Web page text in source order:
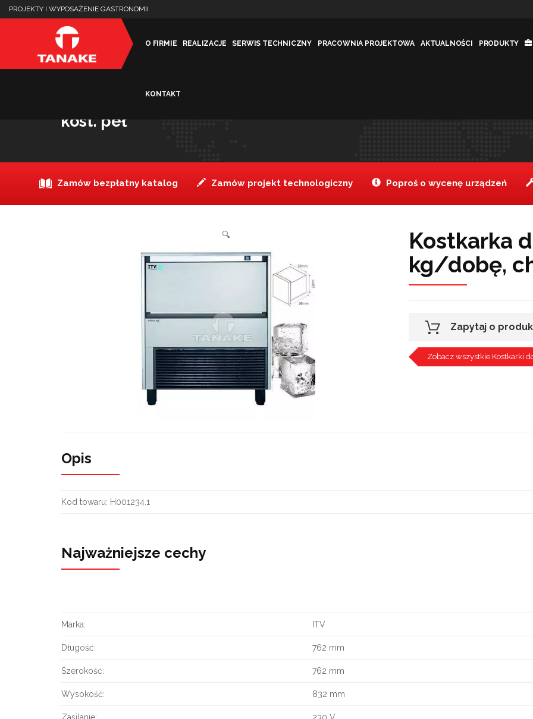
PROJEKTY I WYPOSAŻENIE GASTRONOMII
O FIRMIE REALIZACJE SERWIS TECHNICZNY PRACOWNIA PROJEKTOWA AKTUALNOŚCI PRODUKTY
KONTAKT
kost. peł
Zamów bezpłatny katalog Zamów projekt technologiczny Poproś o wycenę urządzeń
🔍
Kostkarka
kg/dobę,
Zapytaj o
Zobacz wszystkie Kostkarki
Opis
Kod towaru: H001234.1
Najważniejsze cechy
Marka: ITV
Długość: 762 mm
Szerokość: 762 mm
Wysokość: 832 mm
Zasilanie: 230 V